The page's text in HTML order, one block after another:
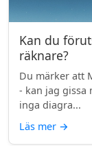
Kan du
räknare?
Du märker att
- kan jag gissa
inga diagra...
Läs mer →